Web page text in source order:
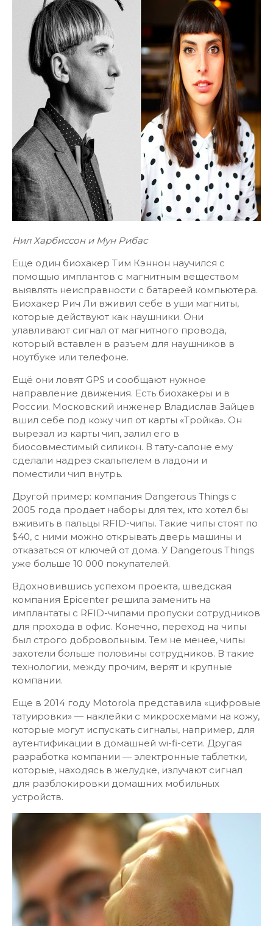
Нил Харбиссон и Мун Рибас
Еще один биохакер Тим Кэннон научился с
помощью имплантов с магнитным веществом
выявлять неисправности с батареей компьютера.
Биохакер Рич Ли вживил себе в уши магниты,
которые действуют как наушники. Они
улавливают сигнал от магнитного провода,
который вставлен в разъем для наушников в
ноутбуке или телефоне.
Ещё они ловят GPS и сообщают нужное
направление движения. Есть биохакеры и в
России. Московский инженер Владислав Зайцев
вшил себе под кожу чип от карты «Тройка». Он
вырезал из карты чип, залил его в
биосовместимый силикон. В тату-салоне ему
сделали надрез скальпелем в ладони и
поместили чип внутрь.
Другой пример: компания Dangerous Things с
2005 года продает наборы для тех, кто хотел бы
вживить в пальцы RFID-чипы. Такие чипы стоят по
$40, с ними можно открывать дверь машины и
отказаться от ключей от дома. У Dangerous Things
уже больше 10 000 покупателей.
Вдохновившись успехом проекта, шведская
компания Epicenter решила заменить на
имплантаты с RFID-чипами пропуски сотрудников
для прохода в офис. Конечно, переход на чипы
был строго добровольным. Тем не менее, чипы
захотели больше половины сотрудников. В такие
технологии, между прочим, верят и крупные
компании.
Еще в 2014 году Motorola представила «цифровые
татуировки» — наклейки с микросхемами на кожу,
которые могут испускать сигналы, например, для
аутентификации в домашней wi-fi-сети. Другая
разработка компании — электронные таблетки,
которые, находясь в желудке, излучают сигнал
для разблокировки домашних мобильных
устройств.